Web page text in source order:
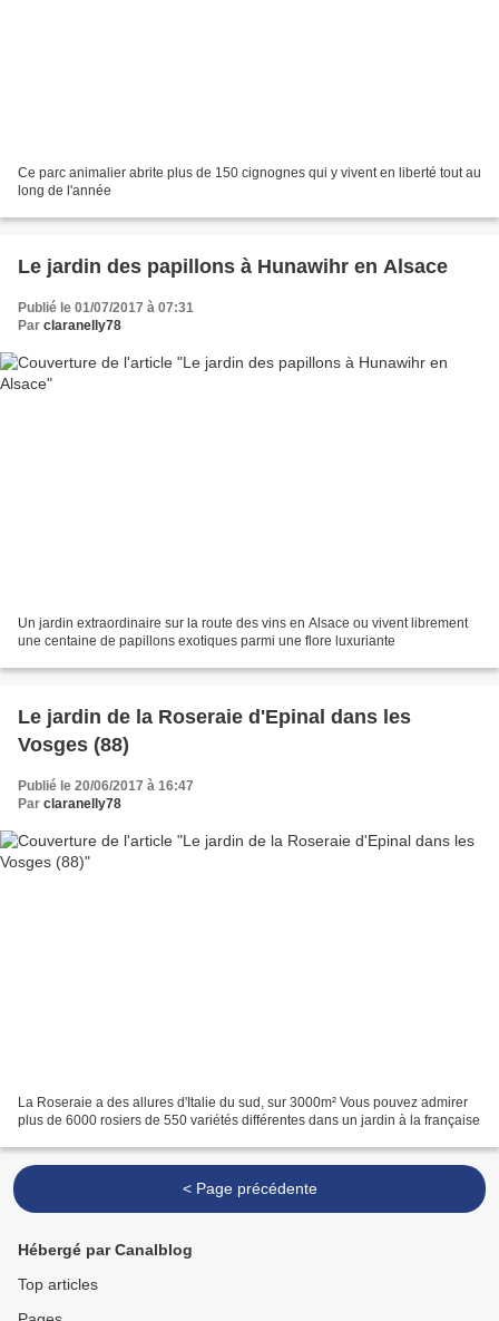
Ce parc animalier abrite plus de 150 cignognes qui y vivent en liberté tout au
long de l'année
Le jardin des papillons à Hunawihr en Alsace
Publié le 01/07/2017 à 07:31
Par claranelly78
Un jardin extraordinaire sur la route des vins en Alsace ou vivent librement
une centaine de papillons exotiques parmi une flore luxuriante
Le jardin de la Roseraie d'Epinal dans les
Vosges (88)
Publié le 20/06/2017 à 16:47
Par claranelly78
La Roseraie a des allures d'Italie du sud, sur 3000m² Vous pouvez admirer
plus de 6000 rosiers de 550 variétés différentes dans un jardin à la française
< Page précédente
Hébergé par Canalblog
Top articles